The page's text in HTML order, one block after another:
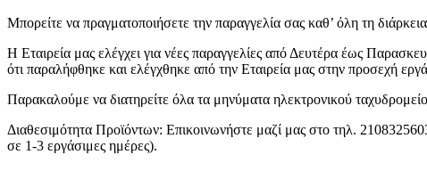
Μπορείτε να πραγματοποιήσετε την παραγγελία σας καθ’ όλη τη
Η Εταιρεία μας ελέγχει για νέες παραγγελίες από Δευτέρα έως
ότι παραλήφθηκε και ελέγχθηκε από την Εταιρεία μας στην προσεχή
Παρακαλούμε να διατηρείτε όλα τα μηνύματα ηλεκτρονικού
Διαθεσιμότητα Προϊόντων: Επικοινωνήστε μαζί μας στο τηλ.
σε 1-3 εργάσιμες ημέρες).